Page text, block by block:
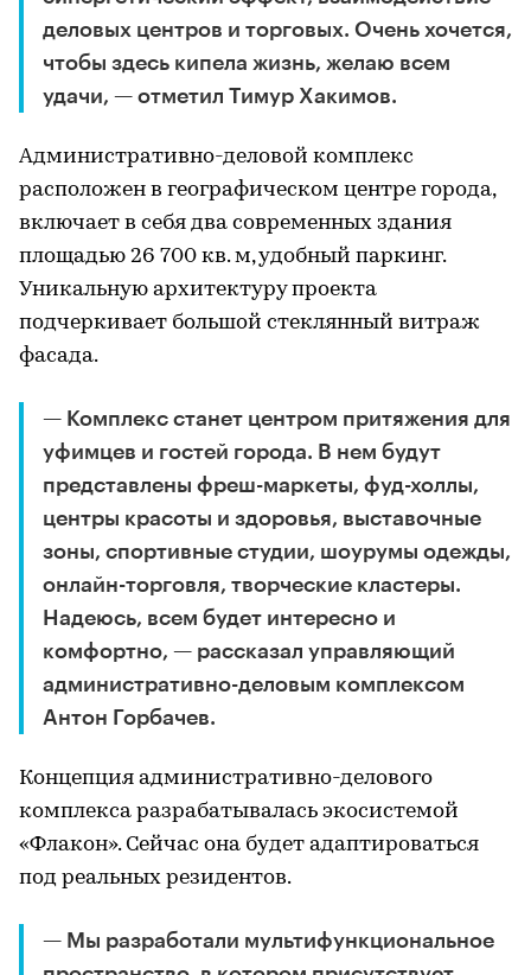
деловых центров и торговых. Очень хочется,
чтобы здесь кипела жизнь, желаю всем
удачи, — отметил Тимур Хакимов.
Административно-деловой комплекс
расположен в географическом центре города,
включает в себя два современных здания
площадью 26 700 кв. м, удобный паркинг.
Уникальную архитектуру проекта
подчеркивает большой стеклянный витраж
фасада.
— Комплекс станет центром притяжения для
уфимцев и гостей города. В нем будут
представлены фреш-маркеты, фуд-холлы,
центры красоты и здоровья, выставочные
зоны, спортивные студии, шоурумы одежды,
онлайн-торговля, творческие кластеры.
Надеюсь, всем будет интересно и
комфортно, — рассказал управляющий
административно-деловым комплексом
Антон Горбачев.
Концепция административно-делового
комплекса разрабатывалась экосистемой
«Флакон». Сейчас она будет адаптироваться
под реальных резидентов.
— Мы разработали мультифункциональное